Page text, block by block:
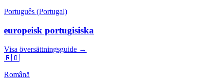
Português (Portugal)
europeisk portugisiska
Visa översättningsguide →
🇷🇴
Română